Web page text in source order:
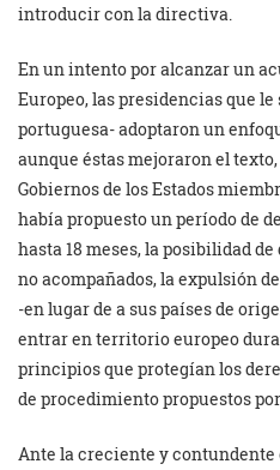
introducir con la directiva.
En un intento por alcanzar un
Europeo, las presidencias que
portuguesa- adoptaron un
aunque éstas mejoraron el texto,
Gobiernos de los Estados
había propuesto un período de
hasta 18 meses, la posibilidad
no acompañados, la expulsión
-en lugar de a sus países de
entrar en territorio europeo
principios que protegían los
de procedimiento propuestos
Ante la creciente y contundente